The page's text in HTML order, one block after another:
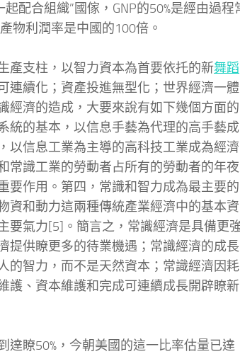
配合組織”國傢，GNP的50%是經由過程
產物利潤率是中國的100倍。
支柱，以智力資本為首要依托的新舞蹈
連續化；資產投進無型化；世界經濟一體
經濟的造成，大要來說有如下幾個方面的
統的基本，以信息手藝為代理的高手藝成
以信息工業為主導的高科技工業成為經濟
常識工業的勞動者占所有的勞動者的年夜
要作用。第四，常識和智力成為最主要的
資和動力這兩種傳統產業經濟中的基本資
要氣力[5]。簡言之，常識經濟是具備更
提供瞭更多的待業機遇；常識經濟的成長
的智力，而不是天然資本；常識經濟因耗
護、資本維護和完成可連續成長開辟瞭新
瞭50%，今朝美國的這一比率估量已達